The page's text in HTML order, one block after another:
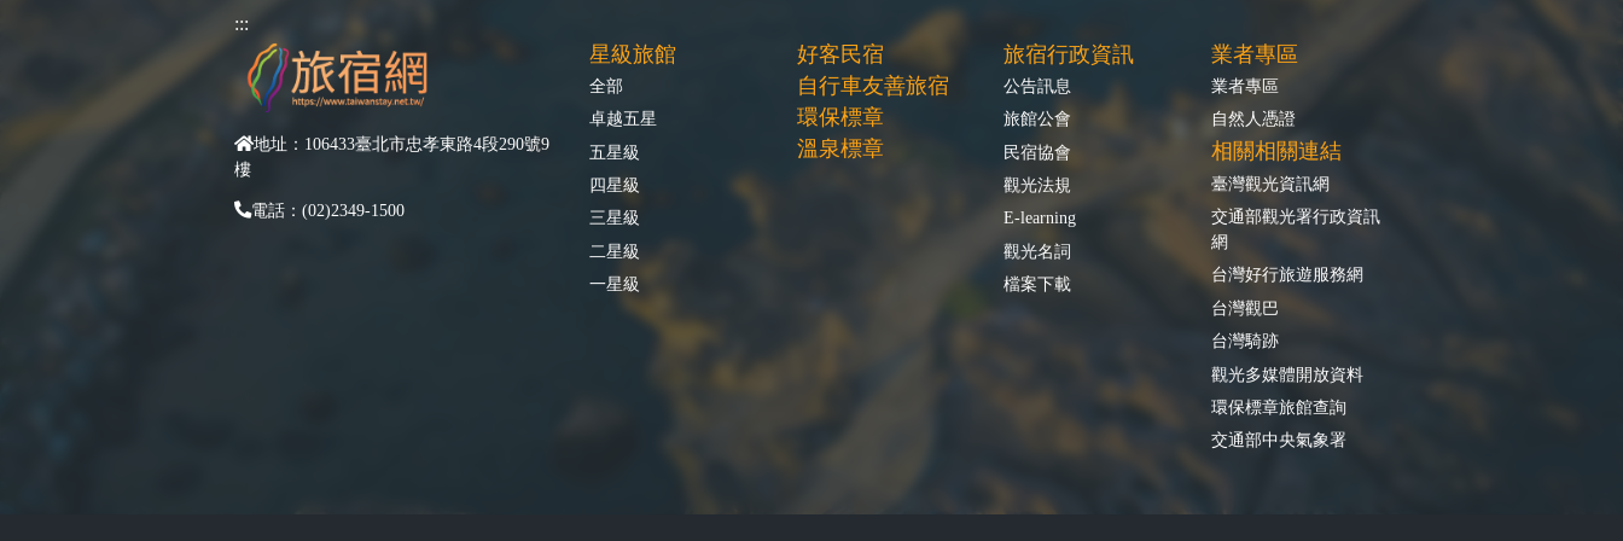
:::
地址：106433臺北市忠孝東路4段290號9
樓
電話：(02)2349-1500
星級旅館
全部
卓越五星
五星級
四星級
三星級
二星級
一星級
好客民宿
自行車友善旅宿
環保標章
溫泉標章
旅宿行政資訊
公告訊息
旅館公會
民宿協會
觀光法規
E-learning
觀光名詞
檔案下載
業者專區
業者專區
自然人憑證
相關相關連結
臺灣觀光資訊網
交通部觀光署行政資訊
網
台灣好行旅遊服務網
台灣觀巴
台灣騎跡
觀光多媒體開放資料
環保標章旅館查詢
交通部中央氣象署